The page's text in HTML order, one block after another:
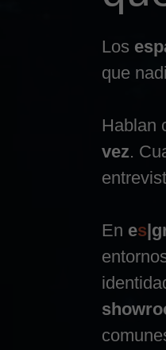
Los
que
Hablan
vez.
En es